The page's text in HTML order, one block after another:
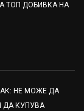
ТОП ДОБИВКА НА
НЕ МОЖЕ ДА
ДА КУПУВА